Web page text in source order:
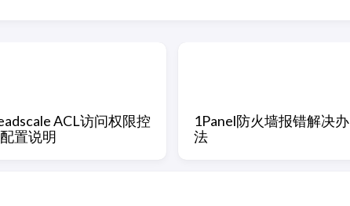
ACL访问权限控
置说明
1Panel防火墙报错解决办
法